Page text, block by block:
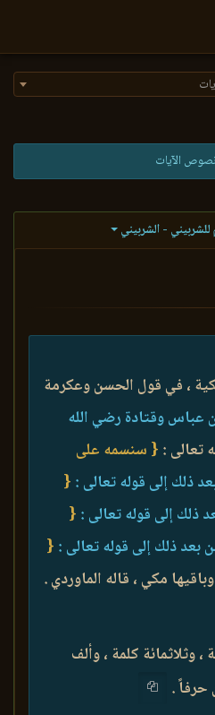
الآيات
للشربيني - الشربيني
، في قول الحسن وعكرمة
عباس وقتادة رضي الله
تعالى : { سنسمه على
ذلك إلى قوله تعالى : {
ذلك إلى قوله تعالى : {
بعد ذلك إلى قوله تعالى : {
مكي ، قاله الماوردي .
وثلاثمائة كلمة ، وألف
.